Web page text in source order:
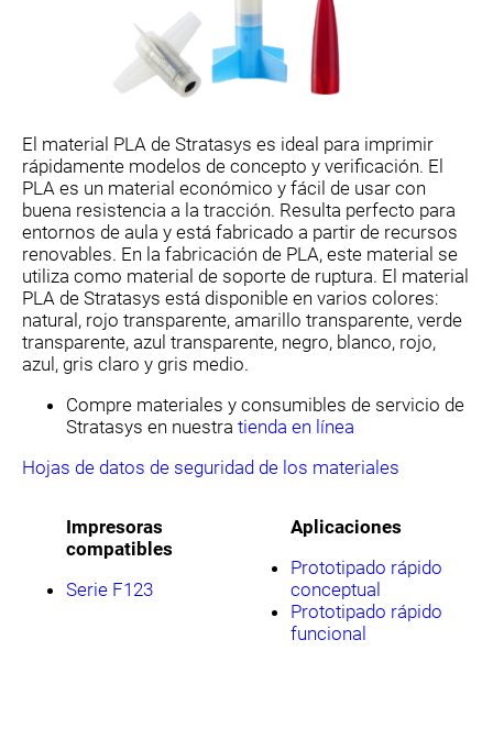
El material PLA de Stratasys es ideal para imprimir
rápidamente modelos de concepto y verificación. El
PLA es un material económico y fácil de usar con
buena resistencia a la tracción. Resulta perfecto para
entornos de aula y está fabricado a partir de recursos
renovables. En la fabricación de PLA, este material se
utiliza como material de soporte de ruptura. El material
PLA de Stratasys está disponible en varios colores:
natural, rojo transparente, amarillo transparente, verde
transparente, azul transparente, negro, blanco, rojo,
azul, gris claro y gris medio.
Compre materiales y consumibles de servicio de
Stratasys en nuestra tienda en línea
Hojas de datos de seguridad de los materiales
Impresoras
compatibles
Serie F123
Aplicaciones
Prototipado rápido
conceptual
Prototipado rápido
funcional